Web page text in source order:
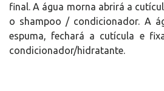
final. A água morna abrirá a
o shampoo / condicionador. A
espuma, fechará a cutícula e
condicionador/hidratante.